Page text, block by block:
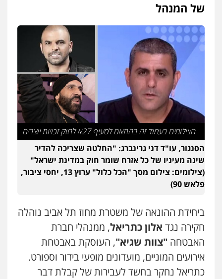
פלילי פשיעה חמורה תעבורה אסירים
0522992110
עו"ד שאדי נאטור
פלילי פשיעה חמורה מעצרים וחקירות
0509230800
גיל דביר – משרד עורכי דין
פלילי פשיעה כלכלית צווארון לבן
0506217771
0547780927
עו"ד אסף גונן
פלילי פשע חמור תעבורה צבא מעצרים
וחקירות
0542255161
של המנהל
הצילומים בעמוד זה בהתאם לסעיף 27א לחוק זכויות יוצרים
הסנגור, עו"ד דני גרינברג: "החלטה שצריכה להדיר
שינה מעיניו של כל אזרח שומר חוק במדינת ישראל"
(צילומים: צילום מסך "הכל כלול" ערוץ 13, יחסי ציבור,
פלאש 90)
ביחידת ההונאה של משטרת מחוז תל אביב נוהלה
חקירה נגד אלון כתריאל, ממנהלי חברת
האבטחה "צוות שגיא", העוסקת באבטחת
אירועים המוניים, מועדונים מופעי בידור וספורט.
כתריאל נחקר בחשד לעבירות של קבלת דבר